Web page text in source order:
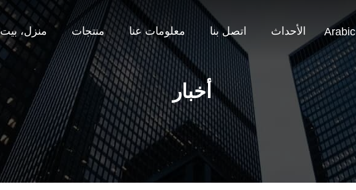
منزل، بيت منتجات معلومات عنا اتصل بنا الأحداث Arabic
أخبار